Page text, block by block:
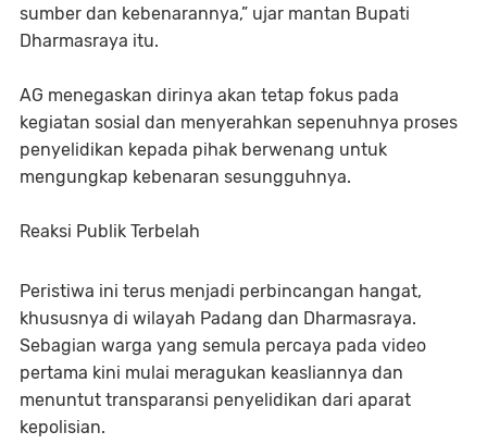
sumber dan kebenarannya,” ujar mantan Bupati
Dharmasraya itu.
AG menegaskan dirinya akan tetap fokus pada
kegiatan sosial dan menyerahkan sepenuhnya proses
penyelidikan kepada pihak berwenang untuk
mengungkap kebenaran sesungguhnya.
Reaksi Publik Terbelah
Peristiwa ini terus menjadi perbincangan hangat,
khususnya di wilayah Padang dan Dharmasraya.
Sebagian warga yang semula percaya pada video
pertama kini mulai meragukan keasliannya dan
menuntut transparansi penyelidikan dari aparat
kepolisian.